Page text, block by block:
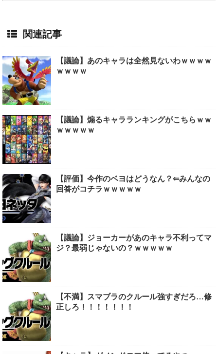
関連記事
【議論】あのキャラは全然見ないわｗｗｗｗ
ｗｗｗｗ
【議論】煽るキャラランキングがこちらｗｗ
ｗｗｗｗｗ
【評価】今作のベヨはどうなん？⇐みんなの
回答がコチラｗｗｗｗｗ
【議論】ジョーカーがあのキャラ不利ってマ
ジ？最弱じゃないの？ｗｗｗｗｗ
【不満】スマブラのクルール強すぎだろ…修
正しろ！！！！！！！